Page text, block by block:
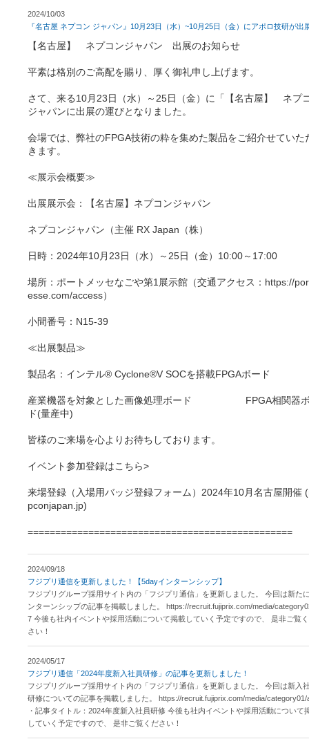
2024/10/03
『名古屋 ネプコン ジャパン』10月23日（水）~10月25日（金）にアポロ技研が出
【名古屋】 ネプコンジャパン 出展のお知らせ
平素は格別のご高配を賜り、厚く御礼申し上げます。
さて、来る10月23日（水）～25日（金）に「【名古屋】 ネプ
ジャパンに出展の運びとなりました。
会場では、弊社のFPGA技術の粋を集めた製品をご紹介せていた
きます。
≪展示会概要≫
出展展示会：【名古屋】ネプコンジャパン
ネプコンジャパン（主催 RX Japan（株）
日時：2024年10月23日（水）～25日（金）10:00～17:00
場所：ポートメッセなごや第1展示館（交通アクセス：https://
esse.com/access）
小間番号：N15-39
≪出展製品≫
製品名：インテル® Cyclone®V SOCを搭載FPGAボード
産業機器を対象とした画像処理ボード FPGA相関器
ド(量産中)
皆様のご来場を心よりお待ちしております。
イベント参加登録はこちら>
来場登録（入場用バッジ登録フォーム）2024年10月名古屋開催
pconjapan.jp)
================================================
2024/09/18
フジプリ通信を更新しました！【5dayインターンシップ】
フジプリグループ採用サイト内の「フジプリ通信」を更新しました。 今回は新た
ンターンシップの記事を掲載しました。 https://recruit.fujiprix.com/media/
7 今後も社内イベントや採用活動について掲載していく予定ですので、 是非ご覧
さい！
2024/05/17
フジプリ通信「2024年度新入社員研修」の記事を更新しました！
フジプリグループ採用サイト内の「フジプリ通信」を更新しました。 今回は新入
研修についての記事を掲載しました。 https://recruit.fujiprix.com/media/category01/
・記事タイトル：2024年度新入社員研修 今後も社内イベントや採用活動について
していく予定ですので、 是非ご覧ください！